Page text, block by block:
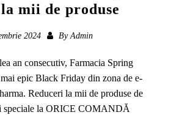
mii de produse
2024 ByAdmin
an consecutiv, Farmacia Spring
mai epic Black Friday din zona de e-
Reduceri la mii de produse de
speciale la ORICE COMANDĂ